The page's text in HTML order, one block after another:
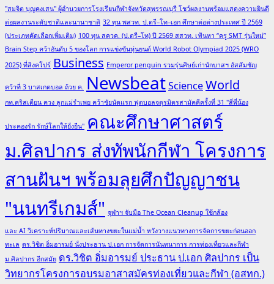
"สมจิต บุญคงเสน" ผู้อำนวยการโรงเรียนกีฬาจังหวัดสุพรรณบุรี โชว์ผลงานพร้อมแสดงความยินดี
ต่อผลงานระดับชาติและนานาชาติ 32 ทุน พสวท. ป.ตรี–โท–เอก ศึกษาต่อต่างประเทศ ปี 2569
(ประเภทคัดเลือกเพิ่มเติม) 100 ทุน สควค. (ป.ตรี–โท) ปี 2569 สสวท. เฟ้นหา “ครู SMT รุ่นใหม่”
Brain Step คว้าอันดับ 5 ของโลก การแข่งขันหุ่นยนต์ World Robot Olympiad 2025 (WRO
2025) ที่สิงคโปร์ Business Emperor penguin รวมรุ่นศิษย์เก่านักบาสฯ อัสสัมชัญ
คว้าที่ 3 บาสเกตบอล ถ้วย ค. NewsbeatScienceWorld
กท.คริสเตียน ควง ลูกแม่รำเพย คว้าชัยนัดแรก ฟุตบอลจตุรมิตรสามัคคีครั้งที่ 31 "สี่พี่น้อง
ประคองรัก รักษ์โลกให้ยั่งยืน" คณะศึกษาศาสตร์
ม.ศิลปากร ส่งทัพนักกีฬา โครงการ
สานฝันฯ พร้อมลุยศึกปัญญาชน
"นนทรีเกมส์" จุฬาฯ จับมือ The Ocean Cleanup ใช้กล้อง
และ AI วิเคราะห์ปริมาณและเส้นทางขยะในแม่น้ำ หวังวางแนวทางการจัดการขยะก่อนออก
ทะเล ดร.วิชิต อิ่มอารมย์ นั่งประธาน ป.เอก การจัดการนันทนาการ การท่องเที่ยวและกีฬา
ม.ศิลปากร อีกสมัย ดร.วิชิต อิ่มอารมย์ ประธาน ป.เอก ศิลปากร เป็น
วิทยากรโครงการอบรมอาสาสมัครท่องเที่ยวและกีฬา (อสทก.)